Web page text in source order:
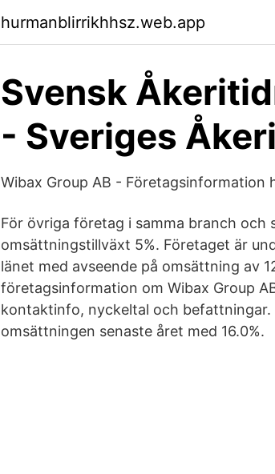
hurmanblirrikhhsz.web.app
Svensk
- Sveriges
Wibax Group AB - Företagsinformation
För övriga företag i samma branch och
omsättningstillväxt 5%. Företaget är
länet med avseende på omsättning av
företagsinformation om Wibax Group
kontaktinfo, nyckeltal och
omsättningen senaste året med 16.0%.